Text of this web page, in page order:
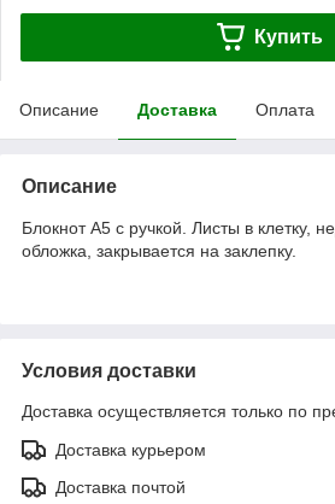
Купить
Описание Доставка Оплата
Описание
Блокнот А5 с ручкой. Листы в клетку,
обложка, закрывается на заклепку.
Условия доставки
Доставка осуществляется только по
Доставка курьером
Доставка почтой